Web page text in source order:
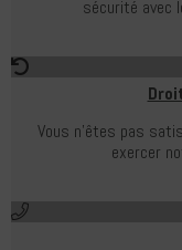
sécurité avec
Vous n'êtes pas
exercer